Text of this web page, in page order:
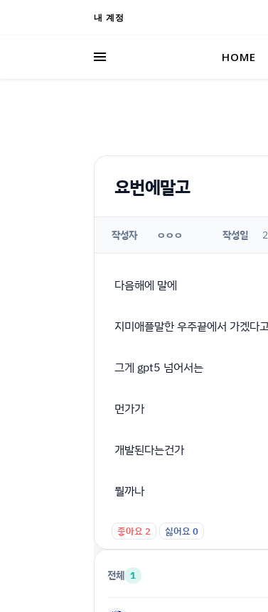
내 계정
HOME
요번에말고
작성자 ㅇㅇㅇ 작성일
다음해에 말에
지미애플말한 우주끝에서 가겠다
그게 gpt5 넘어서는
먼가가
개발된다는건가
뭘까나
좋아요2 싫어요0
전체 1